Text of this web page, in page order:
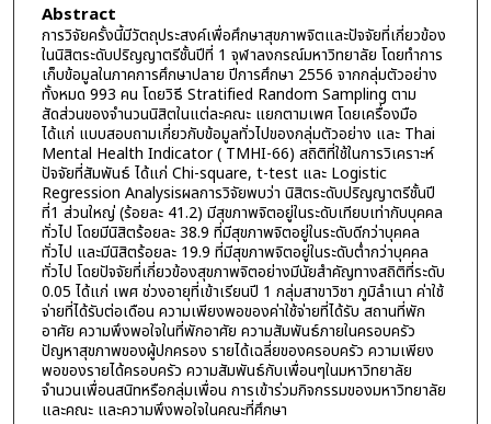
Abstract
การวิจัยครั้งนี้มีวัตถุประสงค์เพื่อศึกษาสุขภาพจิตและปัจจัยที่เกี่ยวข้อง
ในนิสิตระดับปริญญาตรีชั้นปีที่ 1 จุฬาลงกรณ์มหาวิทยาลัย โดยทำการ
เก็บข้อมูลในภาคการศึกษาปลาย ปีการศึกษา 2556 จากกลุ่มตัวอย่าง
ทั้งหมด 993 คน โดยวิธี Stratified Random Sampling ตาม
สัดส่วนของจำนวนนิสิตในแต่ละคณะ แยกตามเพศ โดยเครื่องมือ
ได้แก่ แบบสอบถามเกี่ยวกับข้อมูลทั่วไปของกลุ่มตัวอย่าง และ Thai
Mental Health Indicator ( TMHI-66) สถิติที่ใช้ในการวิเคราะห์
ปัจจัยที่สัมพันธ์ ได้แก่ Chi-square, t-test และ Logistic
Regression Analysisผลการวิจัยพบว่า นิสิตระดับปริญญาตรีชั้นปี
ที่1 ส่วนใหญ่ (ร้อยละ 41.2) มีสุขภาพจิตอยู่ในระดับเทียบเท่ากับบุคคล
ทั่วไป โดยมีนิสิตร้อยละ 38.9 ที่มีสุขภาพจิตอยู่ในระดับดีกว่าบุคคล
ทั่วไป และมีนิสิตร้อยละ 19.9 ที่มีสุขภาพจิตอยู่ในระดับต่ำกว่าบุคคล
ทั่วไป โดยปัจจัยที่เกี่ยวข้องสุขภาพจิตอย่างมีนัยสำคัญทางสถิติที่ระดับ
0.05 ได้แก่ เพศ ช่วงอายุที่เข้าเรียนปี 1 กลุ่มสาขาวิชา ภูมิลำเนา ค่าใช้
จ่ายที่ได้รับต่อเดือน ความเพียงพอของค่าใช้จ่ายที่ได้รับ สถานที่พัก
อาศัย ความพึงพอใจในที่พักอาศัย ความสัมพันธ์ภายในครอบครัว
ปัญหาสุขภาพของผู้ปกครอง รายได้เฉลี่ยของครอบครัว ความเพียง
พอของรายได้ครอบครัว ความสัมพันธ์กับเพื่อนๆในมหาวิทยาลัย
จำนวนเพื่อนสนิทหรือกลุ่มเพื่อน การเข้าร่วมกิจกรรมของมหาวิทยาลัย
และคณะ และความพึงพอใจในคณะที่ศึกษา